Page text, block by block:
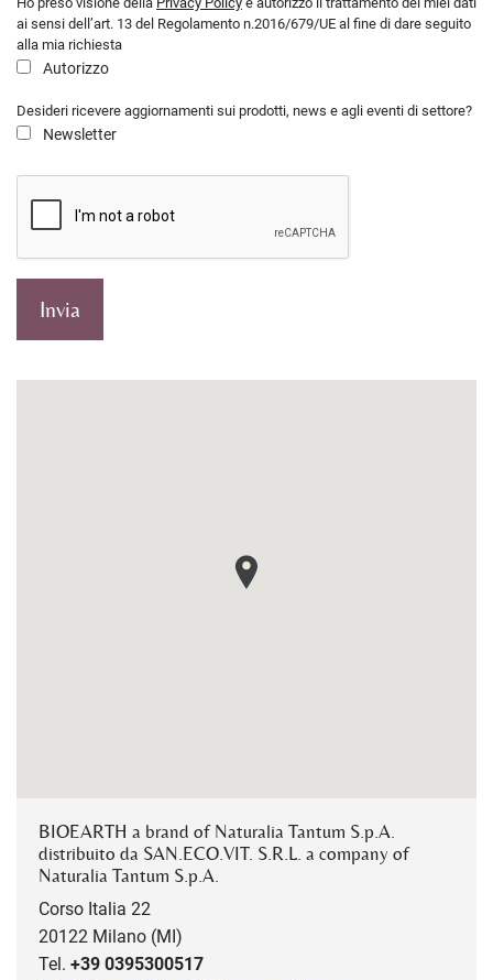
ai sensi dell’art. 13 del Regolamento n.2016/679/UE al fine di dare seguito
alla mia richiesta
Autorizzo
Desideri ricevere aggiornamenti sui prodotti, news e agli eventi di settore?
Newsletter
Invia
BIOEARTH a brand of Naturalia Tantum S.p.A.
distribuito da SAN.ECO.VIT. S.R.L. a company of
Naturalia Tantum S.p.A.
Corso Italia 22
20122 Milano (MI)
Tel. +39 0395300517